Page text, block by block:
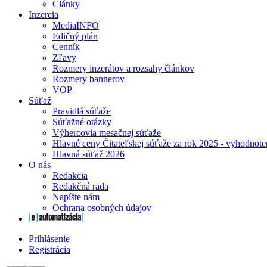
Články
Inzercia
MediaINFO
Edičný plán
Cenník
Zľavy
Rozmery inzerátov a rozsahy článkov
Rozmery bannerov
VOP
Súťaž
Pravidlá súťaže
Súťažné otázky
Výhercovia mesačnej súťaže
Hlavné ceny Čitateľskej súťaže za rok 2025 -
Hlavná súťaž 2026
O nás
Redakcia
Redakčná rada
Napíšte nám
Ochrana osobných údajov
Prihlásenie
Registrácia